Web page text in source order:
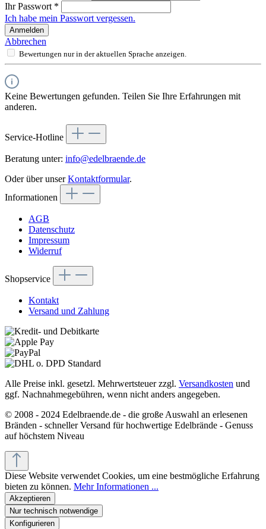
Ihr Passwort *
Ich habe mein Passwort vergessen.
Anmelden
Abbrechen
Bewertungen nur in der aktuellen Sprache anzeigen.
Keine Bewertungen gefunden. Teilen Sie Ihre Erfahrungen mit
anderen.
Service-Hotline
Beratung unter: info@edelbraende.de
Oder über unserKontaktformular.
Informationen
AGB
Datenschutz
Impressum
Widerruf
Shopservice
Kontakt
Versand und Zahlung
Alle Preise inkl. gesetzl. Mehrwertsteuer zzgl. Versandkosten und
ggf. Nachnahmegebühren, wenn nicht anders angegeben.
© 2008 - 2024 Edelbraende.de - die große Auswahl an erlesenen
Bränden - schneller Versand für hochwertige Edelbrände - Genuss
auf höchstem Niveau
Diese Website verwendet Cookies, um eine bestmögliche Erfahrung
bieten zu können. Mehr Informationen ...
Akzeptieren
Nur technisch notwendige
Konfigurieren